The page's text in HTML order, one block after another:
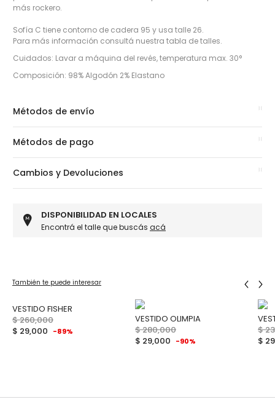
más rockero.
Sofía C tiene contorno de cadera 95 y usa talle 26.
Para más información consultá nuestra tabla de talles.
Cuidados: Lavar a máquina del revés, temperatura max. 30°
Composición: 98% Algodón 2% Elastano
Métodos de envío
Métodos de pago
Cambios y Devoluciones
DISPONIBILIDAD EN LOCALES
Encontrá el talle que buscás acá
También te puede interesar
VESTIDO FISHER
$ 260,000
$ 29,000
-89%
VESTIDO OLIMPIA
$ 280,000
$ 29,000
-90%
$
$